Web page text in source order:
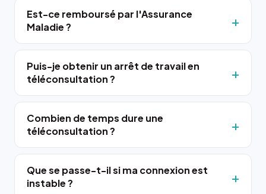
Est-ce remboursé par l'Assurance
Maladie ?
Puis-je obtenir un arrêt de travail en
téléconsultation ?
Combien de temps dure une
téléconsultation ?
Que se passe-t-il si ma connexion est
instable ?